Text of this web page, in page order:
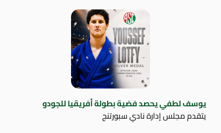
يوسف لطفي يحصد فضية بطولة أفريقيا للجودو
يتقدم مجلس إدارة نادي سبورتنج